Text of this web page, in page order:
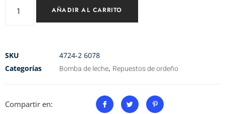
AÑADIR AL CARRITO
SKU
4724-2 6078
Categorías
Bomba de leche, Repuestos de ordeño
Compartir en: